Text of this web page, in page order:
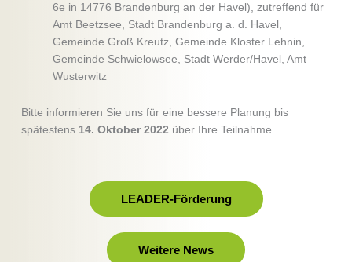
6e in 14776 Brandenburg an der Havel), zutreffend für
Amt Beetzsee, Stadt Brandenburg a. d. Havel,
Gemeinde Groß Kreutz, Gemeinde Kloster Lehnin,
Gemeinde Schwielowsee, Stadt Werder/Havel, Amt
Wusterwitz
Bitte informieren Sie uns für eine bessere Planung bis
spätestens 14. Oktober 2022 über Ihre Teilnahme.
LEADER-Förderung
Weitere News